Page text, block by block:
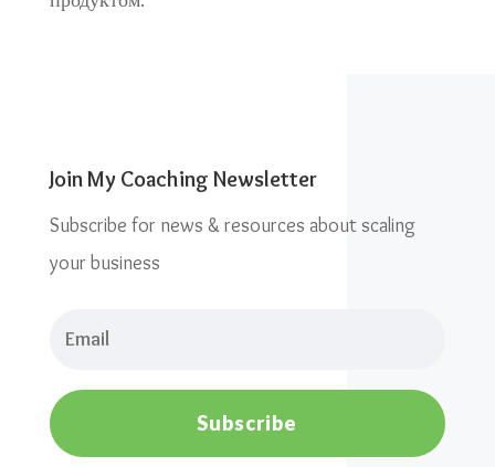
Join My Coaching Newsletter
Subscribe for news & resources about scaling
your business
Subscribe